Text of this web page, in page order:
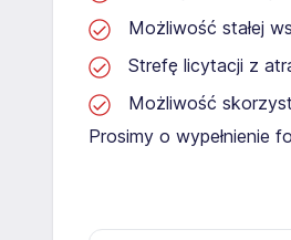
Możliwość stałej
Strefę licytacji z
Możliwość
Prosimy o wypełnienie